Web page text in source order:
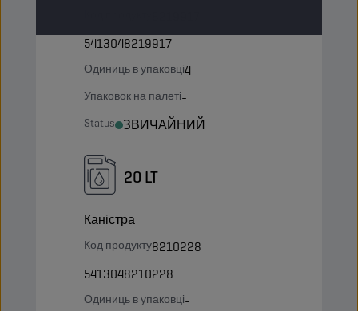
5413048219917
Одиниць в упаковці4
Упаковок на палеті-
Status ЗВИЧАЙНИЙ
20 LT
Каністра
Код продукту8210228
5413048210228
Одиниць в упаковці-